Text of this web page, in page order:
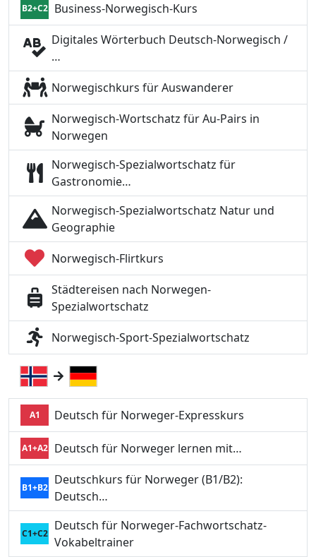
B2+C2
Business-Norwegisch-Kurs
Digitales Wörterbuch Deutsch-Norwegisch /
…
Norwegischkurs für Auswanderer
Norwegisch-Wortschatz für Au-Pairs in
Norwegen
Norwegisch-Spezialwortschatz für
Gastronomie…
Norwegisch-Spezialwortschatz Natur und
Geographie
Norwegisch-Flirtkurs
Städtereisen nach Norwegen-
Spezialwortschatz
Norwegisch-Sport-Spezialwortschatz
A1 Deutsch für Norweger-Expresskurs
A1+A2 Deutsch für Norweger lernen mit…
B1+B2
Deutschkurs für Norweger (B1/B2):
Deutsch…
C1+C2
Deutsch für Norweger-Fachwortschatz-
Vokabeltrainer